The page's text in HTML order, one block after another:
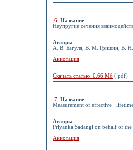
6 Название
Неупругие сечения
Авторы
А. В. Багуля, В. М. Гришин, В.
Аннотация
Скачать статью 0.66 Мб (.pdf)
7 Название
Measurement of effective
Авторы
Priyanka Sadangi on behalf of
Аннотация